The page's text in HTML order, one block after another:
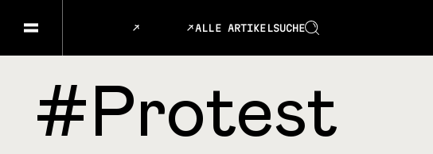
ALLE ARTIKELSUCHE